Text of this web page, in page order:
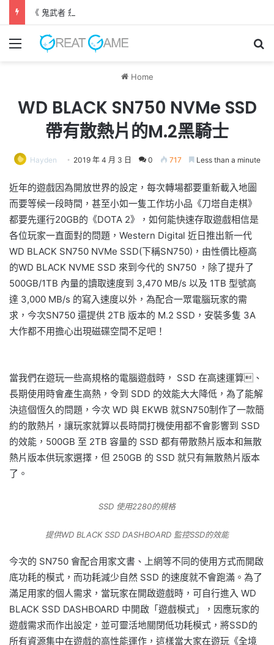
《 鬼武者 劍之道 》 實機試玩報告 源義經將是事件的起源！？
Menu
Home
WD BLACK SN750 NVMe SSD
帶有散熱片的M.2黑騎士
Hayden 2019 年 4 月 3 日 0 717 Less than a minute
近年的遊戲因為開放世界的設定，每次轉場都要重新載入地圖
而要等候一段時間，甚至小如一隻工作坊小品《刀塔自走棋》
都要先運行20GB的《DOTA 2》，如何能快速存取遊戲相信是
各位玩家一直面對的問題，Western Digital 近日推出新一代
WD BLACK SN750 NVMe SSD(下稱SN750)，由性價比極高
的WD BLACK NVME SSD 來到今代的 SN750 ，除了提升了
500GB/1TB 內量的讀取速度到 3,470 MB/s 以及 1TB 型號高
達 3,000 MB/s 的寫入速度以外，為配合一眾電腦玩家的需
求，今次SN750 還提供 2TB 版本的 M.2 SSD，安裝多隻 3A
大作都不用擔心出現磁碟空間不足吧！
當我們在遊玩一些高規格的電腦遊戲時， SSD 在高速運算、
長期使用時會產生高熱，令到 SDD 的效能大大降低，為了能解
決這個恆久的問題，今次 WD 與 EKWB 就SN750制作了一款簡
約的散熱片，讓玩家就算以長時間打機使用都不會影響到 SSD
的效能，500GB 至 2TB 容量的 SSD 都有帶散熱片版本和無散
熱片版本供玩家選擇，但 250GB 的 SSD 就只有無散熱片版本
了。
SSD 使用2280的規格
提供WD BLACK SSD DASHBOARD 監控SSD的效能
今次的 SN750 會配合用家文書、上網等不同的使用方式而開啟
底功耗的模式，而功耗減少自然 SSD 的速度就不會跑滿。為了
滿足用家的個人需求，當玩家在開啟遊戲時，可自行進入 WD
BLACK SSD DASHBOARD 中開啟「遊戲模式」，因應玩家的
遊戲需求而作出設定，並可靈活地關閉低功耗模式，將SSD的
所有資源集中在遊戲的高性能運作，這樣當大家在遊玩《全境